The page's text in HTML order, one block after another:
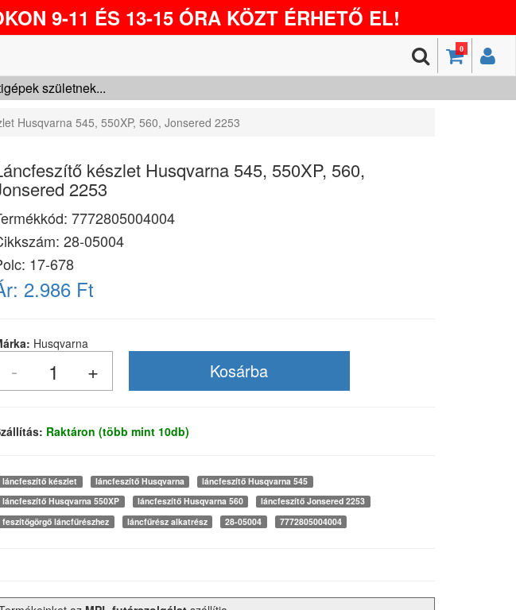
9-11 ÉS 13-15 ÓRA KÖZT ÉRHETŐ EL!
0
születnek...
Husqvarna 545, 550XP, 560, Jonsered 2253
készlet Husqvarna 545, 550XP, 560,
2253
7772805004004
28-05004
17-678
2.986 Ft
Husqvarna
Raktáron (több mint 10db)
láncfeszítő készlet láncfeszítő Husqvarna
láncfeszítő Husqvarna 545
láncfeszítő Husqvarna 550XP
láncfeszítő Husqvarna 560
láncfeszítő Jonsered 2253
feszítőgörgő láncfűrészhez
láncfűrész alkatrész 28-05004 7772805004004